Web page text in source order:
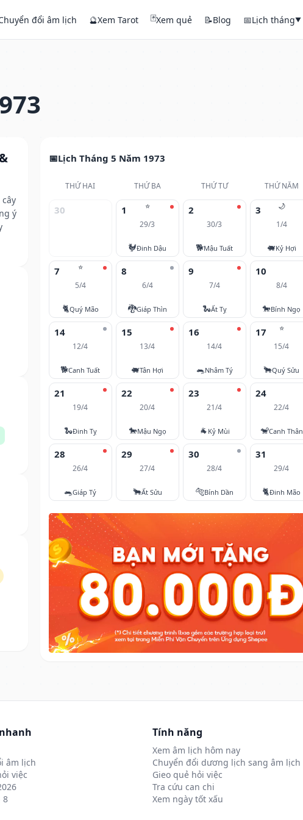
đổi âm lịch 🔮Xem Tarot 🃏Xem quẻ 📝Blog 📅Lịch tháng▼
ý
Lịch Tháng 5 Năm 1973
THỨ HAI THỨ BA THỨ TƯ THỨ NĂM
30 ⭐
1
29/3
🐓Đinh Dậu
2
30/3
🐕Mậu Tuất
🌙
3
1/4
🐖Kỷ Hợi
⭐
7
5/4
🐈Quý Mão
8
6/4
🐉Giáp Thìn
9
7/4
🐍Ất Tỵ
10
8/4
🐎Bính Ngọ
14
12/4
🐕Canh Tuất
15
13/4
🐖Tân Hợi
16
14/4
🐀Nhâm Tý
⭐
17
15/4
🐂Quý Sửu
21
19/4
🐍Đinh Tỵ
22
20/4
🐎Mậu Ngọ
23
21/4
🐐 Kỷ Mùi
24
22/4
🐒Canh Thân
28
26/4
🐀Giáp Tý
29
27/4
🐂Ất Sửu
30
28/4
🐅Bính Dần
31
29/4
🐈Đinh Mão
âm lịch
việc
8
Tính năng
Xem âm lịch hôm nay
Chuyển đổi dương lịch sang âm lịch
Gieo quẻ hỏi việc
Tra cứu can chi
Xem ngày tốt xấu